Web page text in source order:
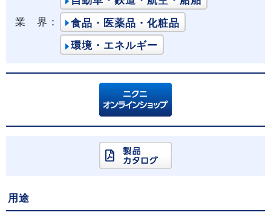
業 界：
食品・医薬品・化粧品
環境・エネルギー
用途